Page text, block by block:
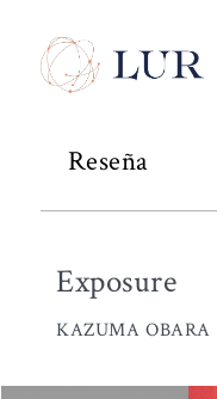
Reseña
Exposure
KAZUMA OBARA